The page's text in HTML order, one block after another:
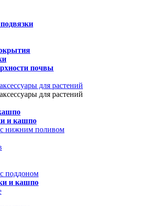
почвы
для растений
для растений
и кашпо
нижним поливом
поддоном
и кашпо